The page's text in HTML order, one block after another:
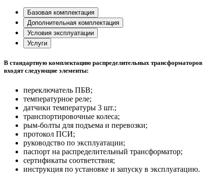
Базовая комплектация
Дополнительная комплектация
Условия эксплуатации
Услуги
В стандартную комплектацию распределительных трансформаторов
входят следующие элементы:
переключатель ПБВ;
температурное реле;
датчики температуры 3 шт.;
транспортировочные колеса;
рым-болты для подъема и перевозки;
протокол ПСИ;
руководство по эксплуатации;
паспорт на распределительный трансформатор;
сертификаты соответствия;
инструкция по установке и запуску в эксплуатацию.